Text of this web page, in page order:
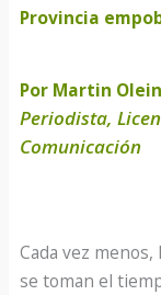
Provincia
Por Martin
Periodista,
Comunicación
Cada vez
se toman el